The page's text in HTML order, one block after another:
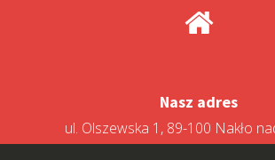
Nasz adres
ul. Olszewska 1, 89-100 Nakło